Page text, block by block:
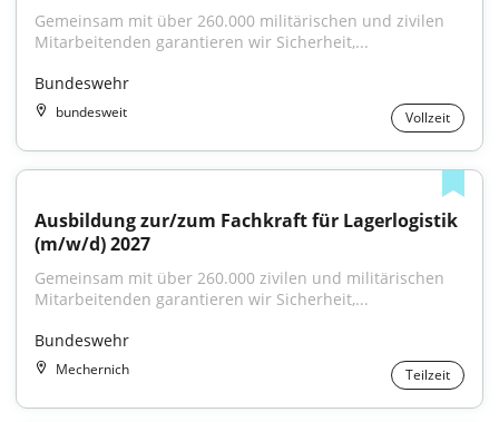
Gemeinsam mit über 260.000 militärischen und zivilen
Mitarbeitenden garantieren wir Sicherheit,...
Bundeswehr
bundesweit Vollzeit
Ausbildung zur/zum Fachkraft für Lagerlogistik
(m/w/d) 2027
Gemeinsam mit über 260.000 zivilen und militärischen
Mitarbeitenden garantieren wir Sicherheit,...
Bundeswehr
Mechernich Teilzeit